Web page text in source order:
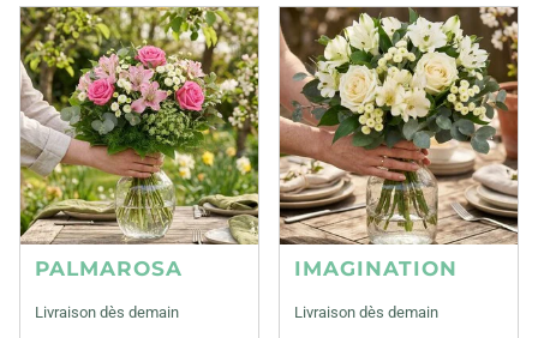
PALMAROSA
Livraison dès demain
IMAGINATION
Livraison dès demain